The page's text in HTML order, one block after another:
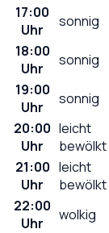
17:00
Uhr
sonnig
18:00
Uhr
sonnig
19:00
Uhr
sonnig
20:00
Uhr
leicht
bewölkt
21:00
Uhr
leicht
bewölkt
22:00
Uhr
wolkig